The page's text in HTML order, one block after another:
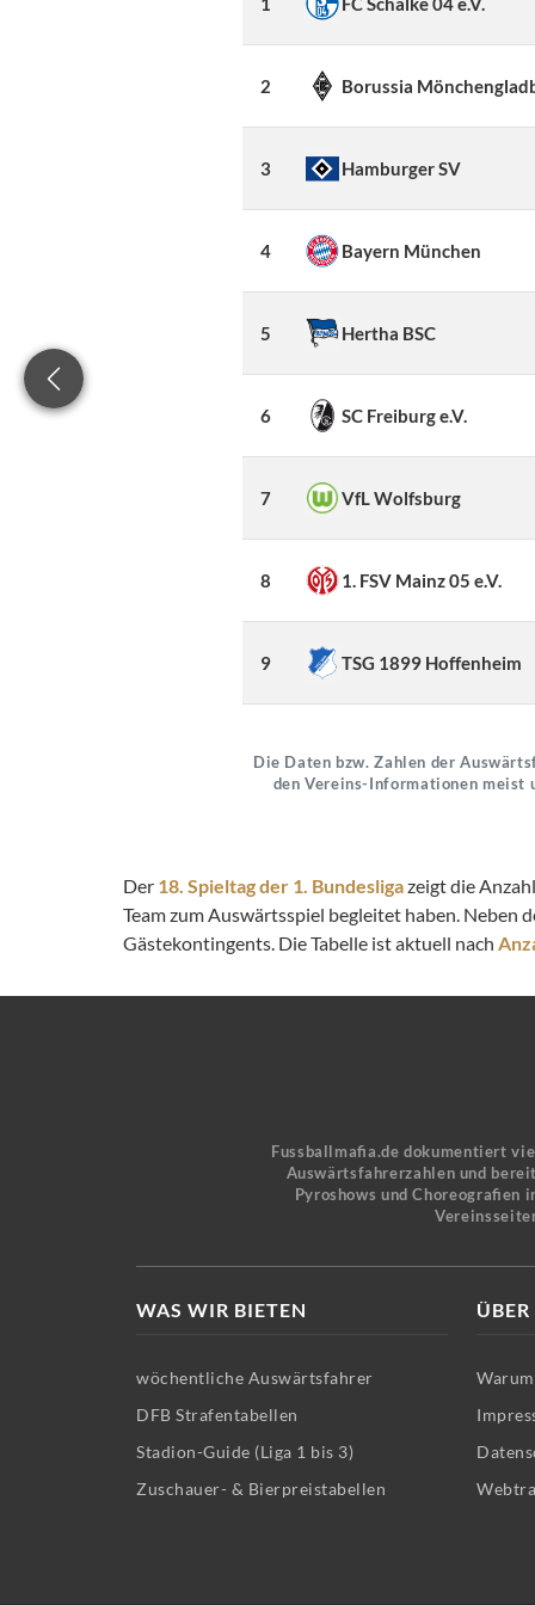
2 Borussia
3 Hamburger SV
4 Bayern München
5 Hertha BSC
6 SC Freiburg e.V.
7 VfL Wolfsburg
8 1. FSV Mainz 05 e.V.
9 TSG 1899 Hoffenheim
Die Daten bzw. Zahlen der
den Vereins-Informationen meist
Der 18. Spieltag der 1. Bundesligazeigt die
Team zum Auswärtsspiel begleitet haben. Neben
Gästekontingents. Die Tabelle ist aktuell nach
Fussballmafia.de dokumentiert
Auswärtsfahrerzahlen und
Pyroshows und
WAS WIR BIETEN
wöchentliche Auswärtsfahrer
DFB Strafentabellen
Stadion-Guide (Liga 1 bis 3)
Zuschauer- & Bierpreistabellen
ÜBER